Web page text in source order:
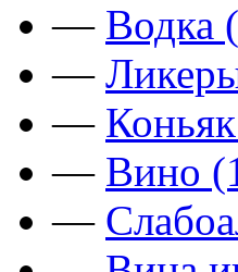
— Водка
—
—
— Вино
—